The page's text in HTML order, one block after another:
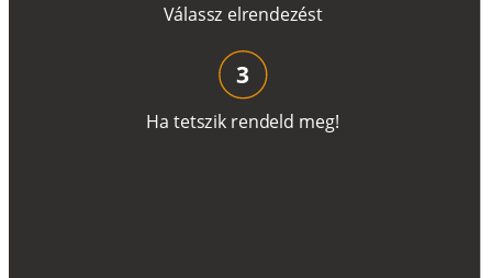
Válassz elrendezést
Ha tetszik rendeld meg!
3